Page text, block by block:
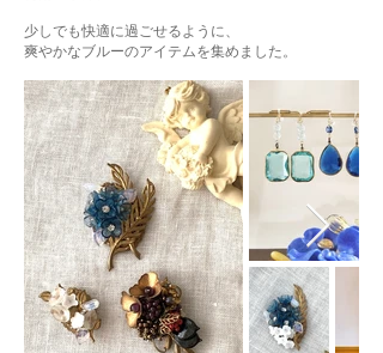
少しでも快適に過ごせるように、
​爽やかなブルーのアイテムを集めました。